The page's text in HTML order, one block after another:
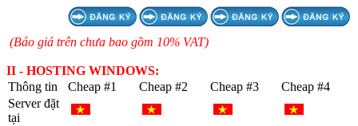
(Báo giá trên chưa bao gồm 10% VAT)
II - HOSTING WINDOWS:
Thông tin
Cheap #1 Cheap #2 Cheap #3
Cheap #4
Server đặt
tại